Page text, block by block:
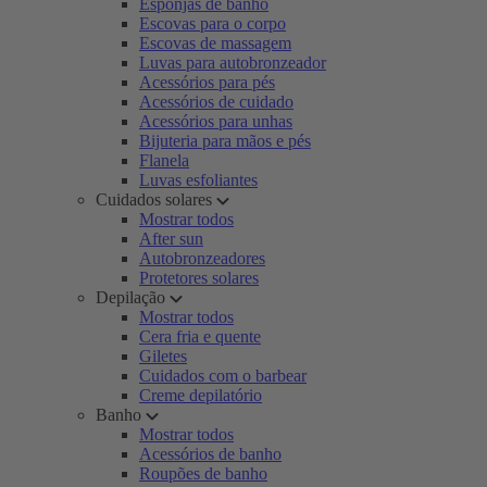
Esponjas de banho
Escovas para o corpo
Escovas de massagem
Luvas para autobronzeador
Acessórios para pés
Acessórios de cuidado
Acessórios para unhas
Bijuteria para mãos e pés
Flanela
Luvas esfoliantes
Cuidados solares
Mostrar todos
After sun
Autobronzeadores
Protetores solares
Depilação
Mostrar todos
Cera fria e quente
Giletes
Cuidados com o barbear
Creme depilatório
Banho
Mostrar todos
Acessórios de banho
Roupões de banho